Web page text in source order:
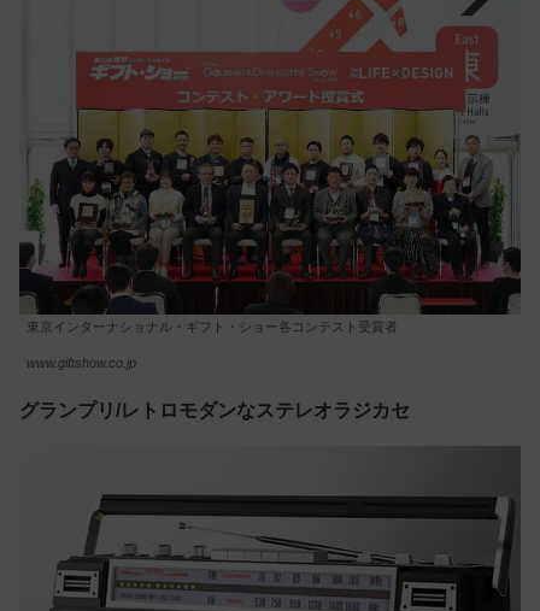
東京インターナショナル・ギフト・ショー各コンテスト受賞者
www.giftshow.co.jp
グランプリ/レトロモダンなステレオラジカセ